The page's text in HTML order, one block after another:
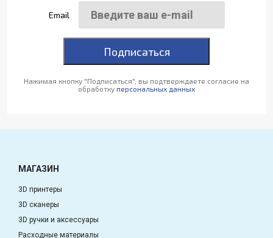
Email
Подписаться
Нажимая кнопку "Подписаться", вы подтверждаете согласие на
обработку персональных данных
МАГАЗИН
3D принтеры
3D сканеры
3D ручки и аксессуары
Расходные материалы